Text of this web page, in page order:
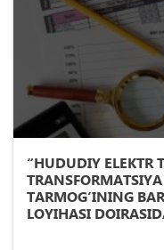
“HUDUDIY ELEKTR
TARMOG‘INING
LOYIHASI